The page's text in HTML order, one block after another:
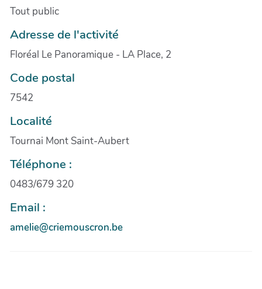
Tout public
Adresse de l'activité
Floréal Le Panoramique - LA Place, 2
Code postal
7542
Localité
Tournai Mont Saint-Aubert
Téléphone :
0483/679 320
Email :
amelie@criemouscron.be